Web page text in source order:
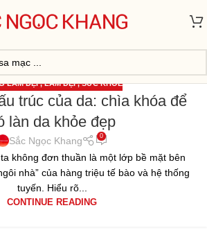
LÀM ĐẸP,LÀM ĐẸP,SỨC KHỎE
trúc của da: chìa khóa để
làn da khỏe đẹp
Sắc Ngọc Khang 0
không đơn thuần là một lớp bề mặt bên
nhà” của hàng triệu tế bào và hệ thống
tuyến. Hiểu rõ...
CONTINUE READING